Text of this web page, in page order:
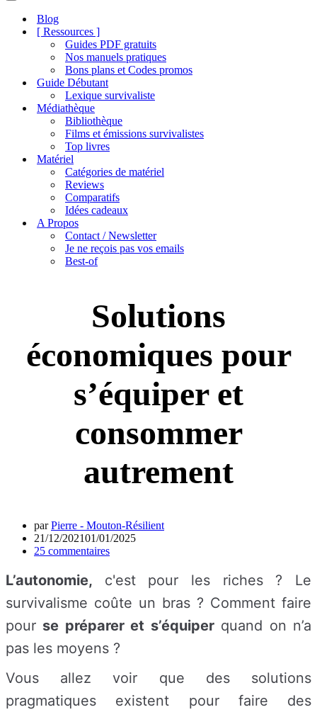
Menu
navigation
Blog
[ Ressources ]
Guides PDF gratuits
Nos manuels pratiques
Bons plans et Codes promos
Guide Débutant
Lexique survivaliste
Médiathèque
Bibliothèque
Films et émissions survivalistes
Top livres
Matériel
Catégories de matériel
Reviews
Comparatifs
Idées cadeaux
A Propos
Contact / Newsletter
Je ne reçois pas vos emails
Best-of
Solutions
économiques pour
s’équiper et
consommer
autrement
parPierre - Mouton-Résilient
21/12/202101/01/2025
25 commentaires
L’autonomie, c'est pour les riches ? Le
survivalisme coûte un bras ? Comment faire
pour se préparer et s’équiperquand on n’a
pas les moyens ?
Vous allez voir que des solutions
pragmatiques existent pour faire des